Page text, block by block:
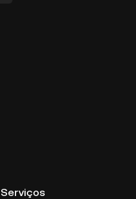
Serviços